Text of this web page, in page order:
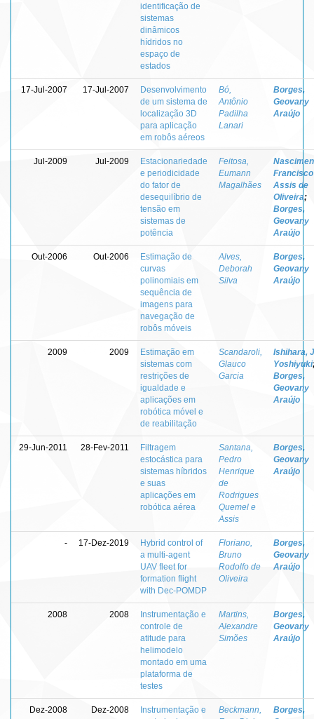
identificação de
sistemas
dinâmicos
hídridos no
espaço de
estados
17-Jul-2007 17-Jul-2007
Desenvolvimento
de um sistema de
localização 3D
para aplicação
em robôs aéreos
Bó,
Antônio
Padilha
Lanari
Borges,
Geovany
Araújo
Jul-2009 Jul-2009
Estacionariedade
e periodicidade
do fator de
desequilíbrio de
tensão em
sistemas de
potência
Feitosa,
Eumann
Magalhães
Francisco
Assis de
Oliveira;
Borges,
Geovany
Araújo
Out-2006 Out-2006
Estimação de
curvas
polinomiais em
sequência de
imagens para
navegação de
robôs móveis
Alves,
Deborah
Silva
Borges,
Geovany
Araújo
2009 2009
Estimação em
sistemas com
restrições de
igualdade e
aplicações em
robótica móvel e
de reabilitação
Scandaroli,
Glauco
Garcia
Ishihara,
Yoshiyuki
Borges,
Geovany
Araújo
29-Jun-2011 28-Fev-2011
Filtragem
estocástica para
sistemas híbridos
e suas
aplicações em
robótica aérea
Santana,
Pedro
Henrique
de
Rodrigues
Quemel e
Assis
Borges,
Geovany
Araújo
- 17-Dez-2019
Hybrid control of
a multi-agent
UAV fleet for
formation flight
with Dec-POMDP
Floriano,
Bruno
Rodolfo de
Oliveira
Borges,
Geovany
Araújo
2008 2008
Instrumentação e
controle de
atitude para
helimodelo
montado em uma
plataforma de
testes
Martins,
Alexandre
Simões
Borges,
Geovany
Araújo
Dez-2008 Dez-2008
Instrumentação e
Beckmann,
Borges,